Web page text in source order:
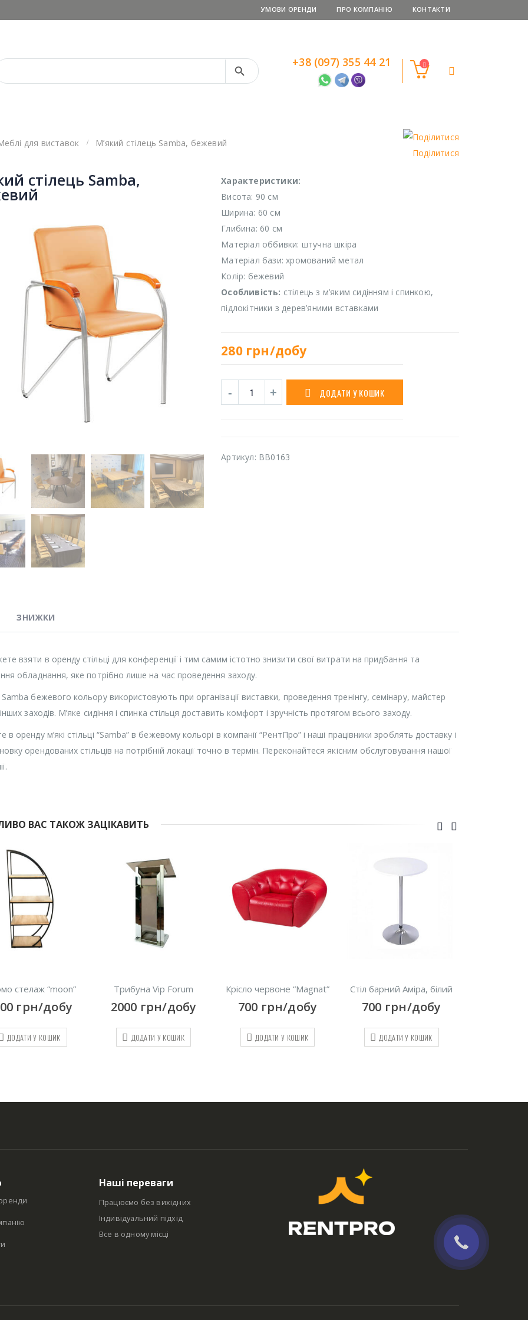
УМОВИ ОРЕНДИ ПРО КОМПАНІЮ КОНТАКТИ
Search Button +38 (097) 355 44 21
для виставок
М’який стілець Samba, бежевий
Поділитися
стілець Samba,
Характеристики:
Висота: 90 см
Ширина: 60 см
Глибина: 60 см
Матеріал оббивки: штучна шкіра
Матеріал бази: хромований метал
Колір: бежевий
Особливість: стілець з м’яким сидінням і спинкою,
підлокітники з дерев’яними вставками
280 грн/добу
ДОДАТИ У КОШИК
Артикул: BB0163
ЗНИЖКИ
взяти в оренду стільці для конференції і тим самим істотно знизити свої витрати на придбання та
обладнання, яке потрібно лише на час проведення заходу.
Samba бежевого кольору використовують при організації виставки, проведення тренінгу, семінару, майстер
інших заходів. М’яке сидіння і спинка стільця доставить комфорт і зручність протягом всього заходу.
в оренду м’які стільці “Samba” в бежевому кольорі в компанії “РентПро” і наші працівники зроблять доставку і
орендованих стільців на потрібній локації точно в термін. Переконайтеся якісним обслуговування нашої
ВАС ТАКОЖ ЗАЦІКАВИТЬ
Трибуна Vip Forum
2000грн/добу
ДОДАТИ У КОШИК
Крісло червоне “Magnat”
700грн/добу
ДОДАТИ У КОШИК
Стіл барний Аміра, білий
700грн/добу
ДОДАТИ У КОШИК
Ресепшн Mein, білий
900грн/добу
ДОДАТИ У КОШИК
Наші переваги
Працюємо без вихідних
Індивідуальний підхід
Все в одному місці